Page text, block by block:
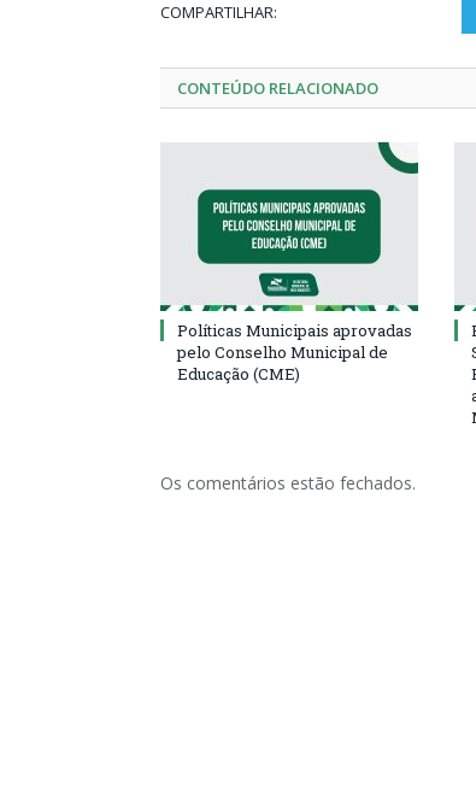
COMPARTILHAR:
CONTEÚDO RELACIONADO
Políticas Municipais aprovadas
pelo Conselho Municipal de
Educação (CME)
Os comentários estão fechados.